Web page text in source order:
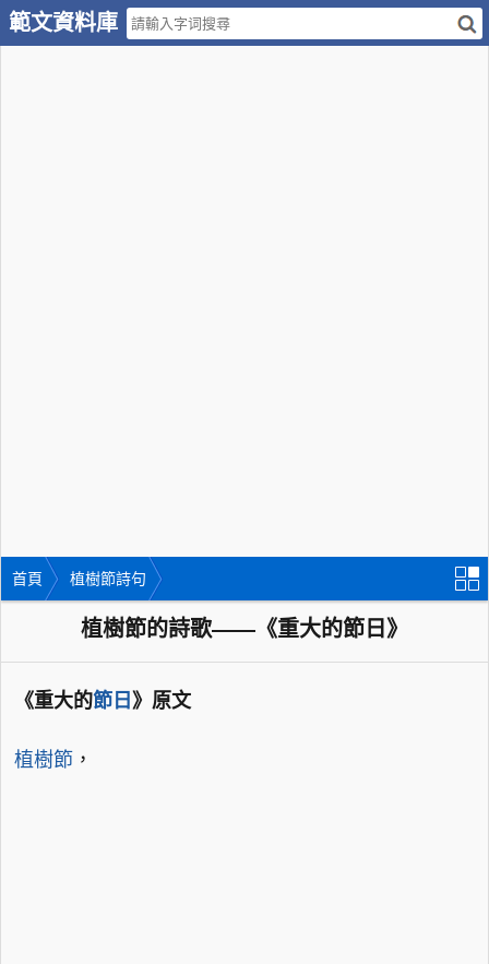
範文資料庫
首頁 植樹節詩句
植樹節的詩歌——《重大的節日》
《重大的節日 》原文
植樹節 ，